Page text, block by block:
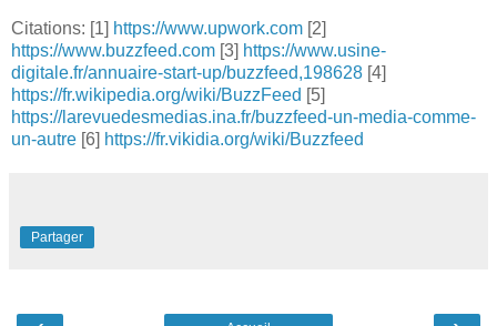
Citations: [1] https://www.upwork.com [2]
https://www.buzzfeed.com [3] https://www.usine-
digitale.fr/annuaire-start-up/buzzfeed,198628 [4]
https://fr.wikipedia.org/wiki/BuzzFeed [5]
https://larevuedesmedias.ina.fr/buzzfeed-un-media-comme-
un-autre [6] https://fr.vikidia.org/wiki/Buzzfeed
Partager